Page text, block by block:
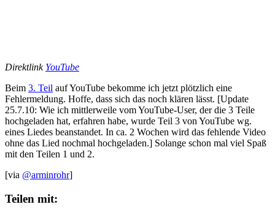
Direktlink YouTube
Beim 3. Teil auf YouTube bekomme ich jetzt plötzlich eine
Fehlermeldung. Hoffe, dass sich das noch klären lässt. [Update
25.7.10: Wie ich mittlerweile vom YouTube-User, der die 3 Teile
hochgeladen hat, erfahren habe, wurde Teil 3 von YouTube wg.
eines Liedes beanstandet. In ca. 2 Wochen wird das fehlende Video
ohne das Lied nochmal hochgeladen.] Solange schon mal viel Spaß
mit den Teilen 1 und 2.
[via @arminrohr]
Teilen mit: